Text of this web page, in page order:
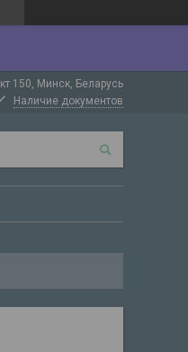
150, Минск, Беларусь
Наличие документов